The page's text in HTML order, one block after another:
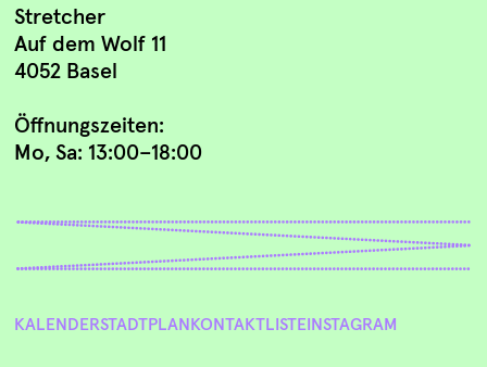
Stretcher
Auf dem Wolf 11
4052 Basel
Öffnungszeiten:
Mo, Sa: 13:00–18:00
KALENDERSTADTPLANKONTAKTLISTEINSTAGRAM